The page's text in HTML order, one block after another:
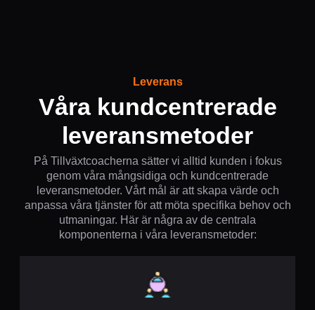
Leverans
Våra kundcentrerade
leveransmetoder
På Tillväxtcoacherna sätter vi alltid kunden i fokus
genom våra mångsidiga och kundcentrerade
leveransmetoder. Vårt mål är att skapa värde och
anpassa våra tjänster för att möta specifika behov och
utmaningar. Här är några av de centrala
komponenterna i våra leveransmetoder: